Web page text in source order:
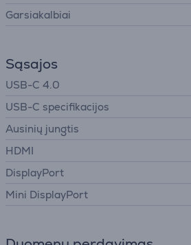
Garsiakalbiai
Sąsajos
USB-C 4.0
USB-C specifikacijos
Ausinių jungtis
HDMI
DisplayPort
Mini DisplayPort